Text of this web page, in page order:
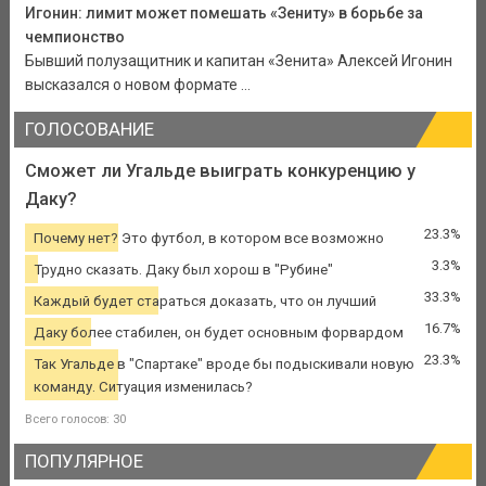
Игонин: лимит может помешать «Зениту» в борьбе за
чемпионство
Бывший полузащитник и капитан «Зенита» Алексей Игонин
высказался о новом формате ...
ГОЛОСОВАНИЕ
Сможет ли Угальде выиграть конкуренцию у
Даку?
Почему нет? Это футбол, в котором все возможно 23.3%
Трудно сказать. Даку был хорош в "Рубине" 3.3%
Каждый будет стараться доказать, что он лучший 33.3%
Даку более стабилен, он будет основным форвардом 16.7%
Так Угальде в "Спартаке" вроде бы подыскивали новую
команду. Ситуация изменилась?
23.3%
Всего голосов: 30
ПОПУЛЯРНОЕ